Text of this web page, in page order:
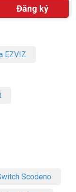
EZVIZ
Scodeno